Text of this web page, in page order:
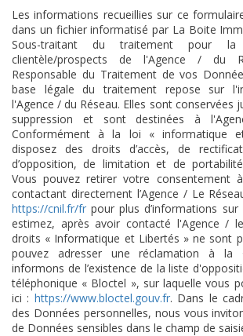
Les informations recueillies sur ce
dans un fichier informatisé par La Boite
Sous-traitant du traitement pour
clientèle/prospects de l'Agence / du
Responsable du Traitement de vos
base légale du traitement repose sur
l'Agence / du Réseau. Elles sont conservées
suppression et sont destinées à
Conformément à la loi « informatique
disposez des droits d’accès, de
d’opposition, de limitation et de
Vous pouvez retirer votre consentement
contactant directement l’Agence / Le
https://cnil.fr/fr pour plus d’informations
estimez, après avoir contacté l'Agence /
droits « Informatique et Libertés » ne sont
pouvez adresser une réclamation à la
informons de l’existence de la liste
téléphonique « Bloctel », sur laquelle vous
ici : https://www.bloctel.gouv.fr. Dans le
des Données personnelles, nous vous
de Données sensibles dans le champ de